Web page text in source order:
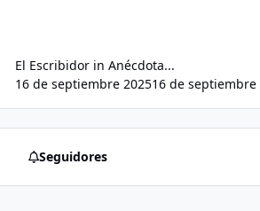
El Escribidorin Anécdota...
16 de septiembre 202516 de septiembre
Seguidores